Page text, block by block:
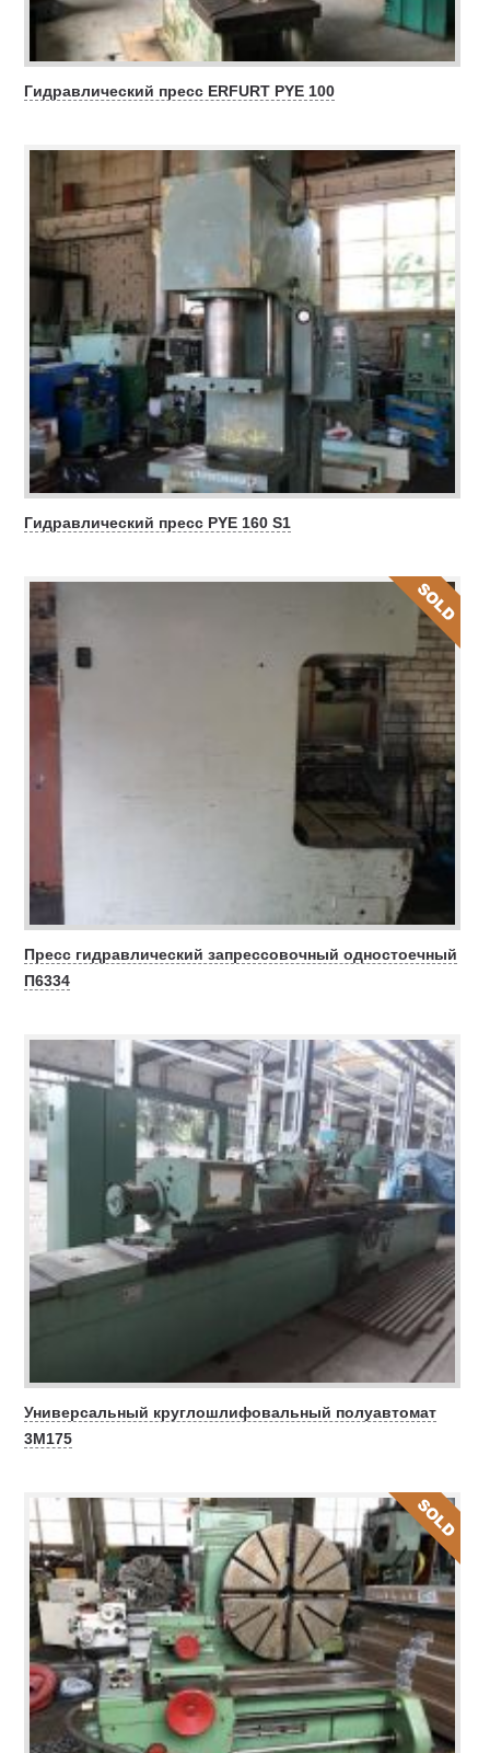
Гидравлический пресс ERFURT PYE 100
Гидравлический пресс PYE 160 S1
Пресс гидравлический запрессовочный одностоечный
П6334
Универсальный круглошлифовальный полуавтомат
3M175